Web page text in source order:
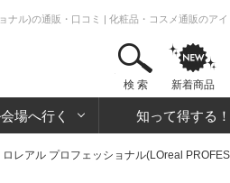
ル)の通販・口コミ | 化粧品・コスメ通販のア
検 索 新着商品
場へ行く 知って得する！
ロレアル プロフェッショナル(LOreal